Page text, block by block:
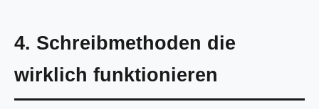
4. Schreibmethoden die
wirklich funktionieren